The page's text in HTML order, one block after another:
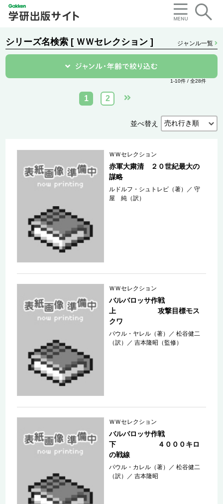
シリーズ名検索 [ ＷＷセレクション ] ジャンル一覧
1-10件 / 全28件
1 2
並べ替え
ＷＷセレクション
赤軍大粛清 ２０世紀最大の
謀略
ルドルフ・シュトレビ（著） ／守
屋 純（訳）
ＷＷセレクション
バルバロッサ作戦
上 攻撃目標モス
クワ
パウル・ヤレル（著） ／松谷健二
（訳）
／吉本隆昭（監修）
ＷＷセレクション
バルバロッサ作戦
下 ４０００キロ
の戦線
パウル・カレル（著） ／松谷健二
（訳）
／吉本隆昭